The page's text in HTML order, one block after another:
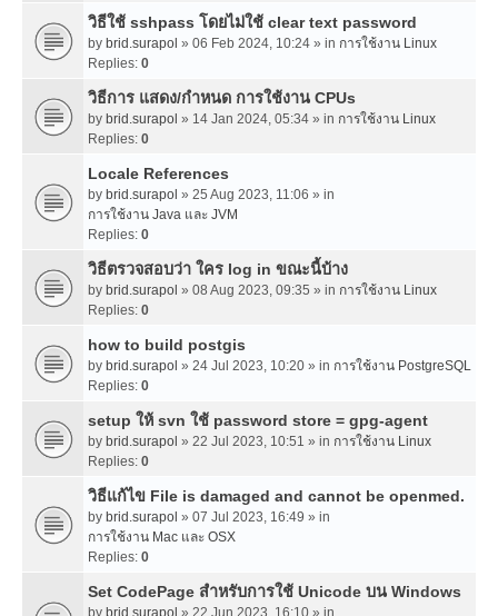
วิธีใช้ sshpass โดยไม่ใช้ clear text password
by brid.surapol » 06 Feb 2024, 10:24 » in การใช้งาน Linux
Replies: 0
วิธีการ แสดง/กำหนด การใช้งาน CPUs
by brid.surapol » 14 Jan 2024, 05:34 » in การใช้งาน Linux
Replies: 0
Locale References
by brid.surapol » 25 Aug 2023, 11:06 » in
การใช้งาน Java และ JVM
Replies: 0
วิธีตรวจสอบว่า ใคร log in ขณะนี้บ้าง
by brid.surapol » 08 Aug 2023, 09:35 » in การใช้งาน Linux
Replies: 0
how to build postgis
by brid.surapol » 24 Jul 2023, 10:20 » in การใช้งาน PostgreSQL
Replies: 0
setup ให้ svn ใช้ password store = gpg-agent
by brid.surapol » 22 Jul 2023, 10:51 » in การใช้งาน Linux
Replies: 0
วิธีแก้ไข File is damaged and cannot be openmed.
by brid.surapol » 07 Jul 2023, 16:49 » in
การใช้งาน Mac และ OSX
Replies: 0
Set CodePage สำหรับการใช้ Unicode บน Windows
by brid.surapol » 22 Jun 2023, 16:10 » in